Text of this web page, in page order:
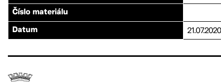
Číslo materiálu
Datum 21.07.2020